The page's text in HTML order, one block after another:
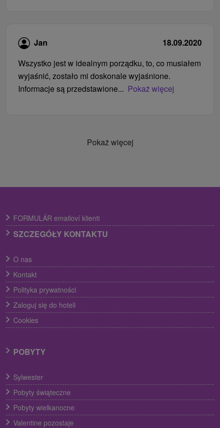
Jan
18.09.2020
Wszystko jest w idealnym porządku, to, co musiałem
wyjaśnić, zostało mi doskonale wyjaśnione.
Informacje są przedstawione... Pokaż więcej
Pokaż więcej
FORMULÁR emailoví klienti
SZCZEGÓŁY KONTAKTU
O nas
Kontakt
Polityka prywatności
Zaloguj się do hoteli
Cookies
POBYTY
Sylwester
Pobyty świąteczne
Pobyty wielkanocne
Valentine pozostaje